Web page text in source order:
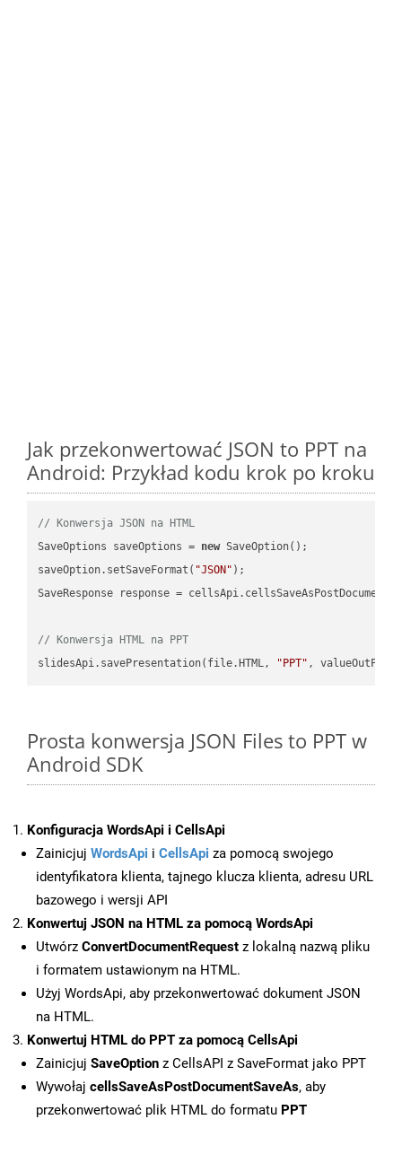
Jak przekonwertować JSON to PPT na
Android: Przykład kodu krok po kroku
// Konwersja JSON na HTML
SaveOptions saveOptions = new SaveOption();
saveOption.setSaveFormat( "JSON" );
SaveResponse response =
// Konwersja HTML na PPT
slidesApi.savePresentation(file.HTML,
"PPT"
Prosta konwersja JSON Files to PPT w
Android SDK
Konfiguracja WordsApi i CellsApi
Zainicjuj WordsApi i CellsApi za pomocą swojego
identyfikatora klienta, tajnego klucza klienta, adresu URL
bazowego i wersji API
Konwertuj JSON na HTML za pomocą WordsApi
Utwórz ConvertDocumentRequest z lokalną nazwą pliku
i formatem ustawionym na HTML.
Użyj WordsApi, aby przekonwertować dokument JSON
na HTML.
Konwertuj HTML do PPT za pomocą CellsApi
Zainicjuj SaveOption z CellsAPI z SaveFormat jako PPT
Wywołaj cellsSaveAsPostDocumentSaveAs, aby
przekonwertować plik HTML do formatu PPT